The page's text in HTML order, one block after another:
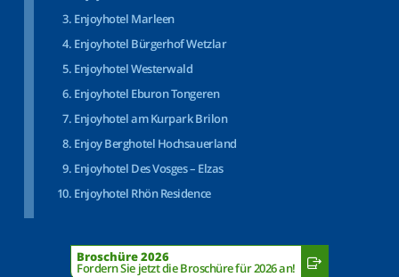
Enjoyhotel Marleen
Enjoyhotel Bürgerhof Wetzlar
Enjoyhotel Westerwald
Enjoyhotel Eburon Tongeren
Enjoyhotel am Kurpark Brilon
Enjoy Berghotel Hochsauerland
Enjoyhotel Des Vosges – Elzas
Enjoyhotel Rhön Residence
Broschüre 2026
Fordern Sie jetzt die Broschüre für 2026 an!